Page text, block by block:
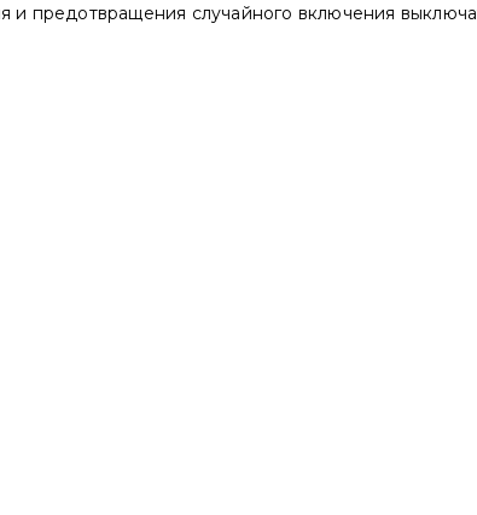
предотвращения случайного включения